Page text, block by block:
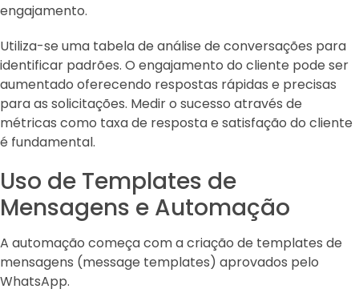
engajamento.
Utiliza-se uma tabela de análise de conversações para
identificar padrões. O engajamento do cliente pode ser
aumentado oferecendo respostas rápidas e precisas
para as solicitações. Medir o sucesso através de
métricas como taxa de resposta e satisfação do cliente
é fundamental.
Uso de Templates de
Mensagens e Automação
A automação começa com a criação de templates de
mensagens (message templates) aprovados pelo
WhatsApp.